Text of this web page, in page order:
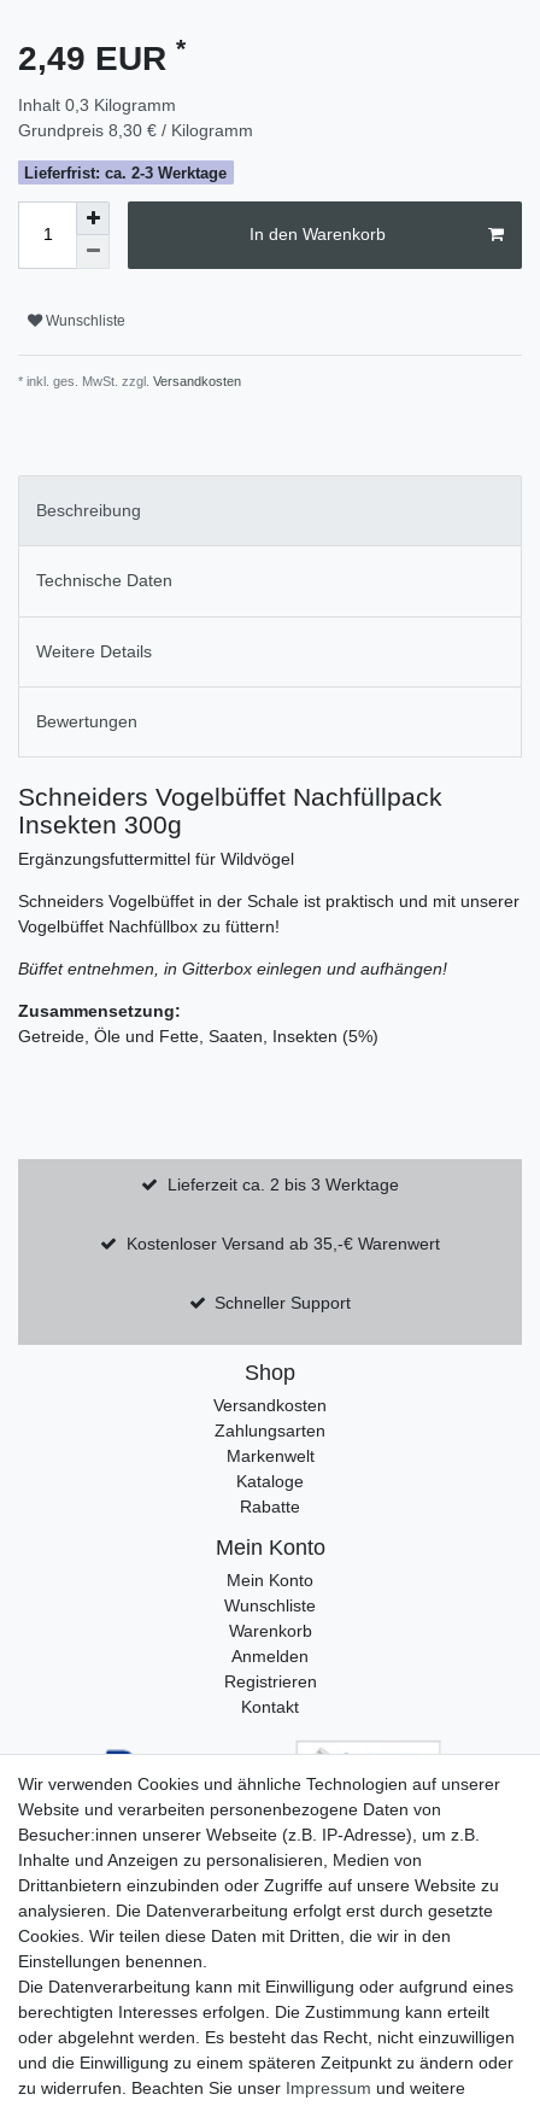
2,49 EUR *
Inhalt 0,3 Kilogramm
Grundpreis 8,30 € / Kilogramm
Lieferfrist: ca. 2-3 Werktage
In den Warenkorb
Wunschliste
* inkl. ges. MwSt. zzgl. Versandkosten
Beschreibung
Technische Daten
Weitere Details
Bewertungen
Schneiders Vogelbüffet Nachfüllpack
Insekten 300g
Ergänzungsfuttermittel für Wildvögel
Schneiders Vogelbüffet in der Schale ist praktisch und mit unserer
Vogelbüffet Nachfüllbox zu füttern!
Büffet entnehmen, in Gitterbox einlegen und aufhängen!
Zusammensetzung:
Getreide, Öle und Fette, Saaten, Insekten (5%)
Lieferzeit ca. 2 bis 3 Werktage
Kostenloser Versand ab 35,-€ Warenwert
Schneller Support
Shop
Versandkosten
Zahlungsarten
Markenwelt
Kataloge
Rabatte
Mein Konto
Mein Konto
Wunschliste
Warenkorb
Anmelden
Registrieren
Kontakt
Wir verwenden Cookies und ähnliche Technologien auf unserer
Website und verarbeiten personenbezogene Daten von
Besucher:innen unserer Webseite (z.B. IP-Adresse), um z.B.
Inhalte und Anzeigen zu personalisieren, Medien von
Drittanbietern einzubinden oder Zugriffe auf unsere Website zu
analysieren. Die Datenverarbeitung erfolgt erst durch gesetzte
Cookies. Wir teilen diese Daten mit Dritten, die wir in den
Einstellungen benennen.
Die Datenverarbeitung kann mit Einwilligung oder aufgrund eines
berechtigten Interesses erfolgen. Die Zustimmung kann erteilt
oder abgelehnt werden. Es besteht das Recht, nicht einzuwilligen
und die Einwilligung zu einem späteren Zeitpunkt zu ändern oder
zu widerrufen. Beachten Sie unser Impressum und weitere